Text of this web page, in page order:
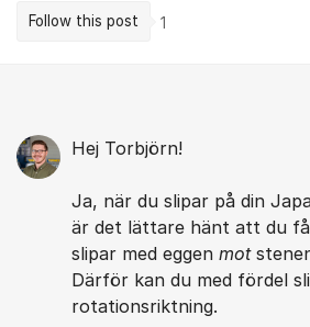
Follow this post 1
Hej Torbjörn!
Ja, när du slipar på din
är det lättare hänt att du
slipar med eggen mot
Därför kan du med fördel
rotationsriktning.